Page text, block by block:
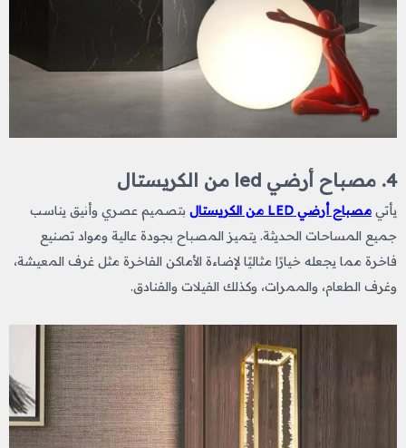
4. مصباح أرضي led من الكريستال
يأتي مصباح أرضي LED من الكريستال
بتصميم عصري وأنيق يناسب
جميع المساحات الحديثة. يتميز المصباح بجودة عالية ومواد تصنيع
فاخرة مما يجعله خيارًا مثاليًا لإضاءة الأماكن الفاخرة مثل غرف المعيشة،
وغرف الطعام، والممرات، وكذلك الفيلات والفنادق.